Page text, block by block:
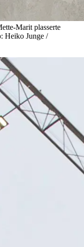
Marit plasserte
Heiko Junge /